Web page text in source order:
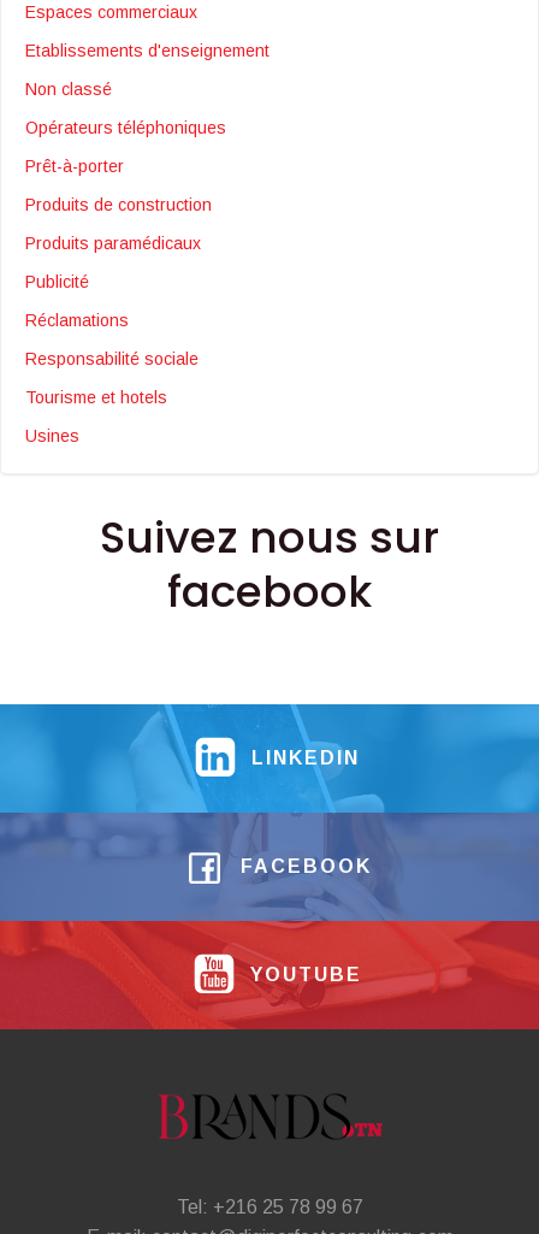
Espaces commerciaux
Etablissements d'enseignement
Non classé
Opérateurs téléphoniques
Prêt-à-porter
Produits de construction
Produits paramédicaux
Publicité
Réclamations
Responsabilité sociale
Tourisme et hotels
Usines
Suivez nous sur
facebook
LINKEDIN
FACEBOOK
YOUTUBE
Tel: +216 25 78 99 67